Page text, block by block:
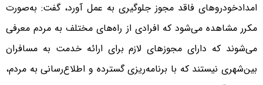
امدادخودروهای فاقد مجوز جلوگیری به عمل آورد، گفت: به‌صورت
مکرر مشاهده می‌شود که افرادی از راه‌های مختلف به مردم معرفی
می‌شوند که دارای مجوزهای لازم برای ارائه خدمت به مسافران
بین‌شهری نیستند که با برنامه‌ریزی گسترده و اطلاع‌رسانی به مردم،